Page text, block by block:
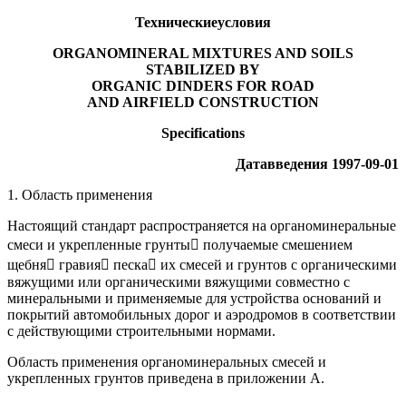
Техническиеусловия
ORGANOMINERAL MIXTURES AND SOILS
STABILIZED BY
ORGANIC DINDERS FOR ROAD
AND AIRFIELD CONSTRUCTION
Specifications
Датавведения 1997-09-01
1. Область применения
Настоящий стандарт распространяется на органоминеральные
смеси и укрепленные грунты получаемые смешением
щебня гравия песка их смесей и грунтов с органическими
вяжущими или органическими вяжущими совместно с
минеральными и применяемые для устройства оснований и
покрытий автомобильных дорог и аэродромов в соответствии
с действующими строительными нормами.
Область применения органоминеральных смесей и
укрепленных грунтов приведена в приложении А.